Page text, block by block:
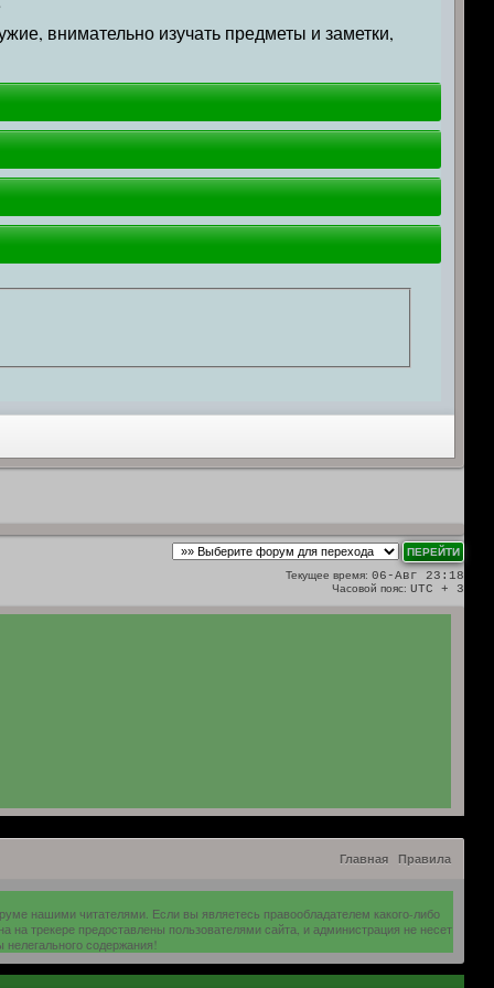
внимательно изучать предметы и заметки,
Текущее время: 06-Авг 23:18
Часовой пояс: UTC + 3
Главная Правила
нашими читателями. Если вы являетесь правообладателем какого-либо
трекере предоставлены пользователями сайта, и администрация не несет
содержания!